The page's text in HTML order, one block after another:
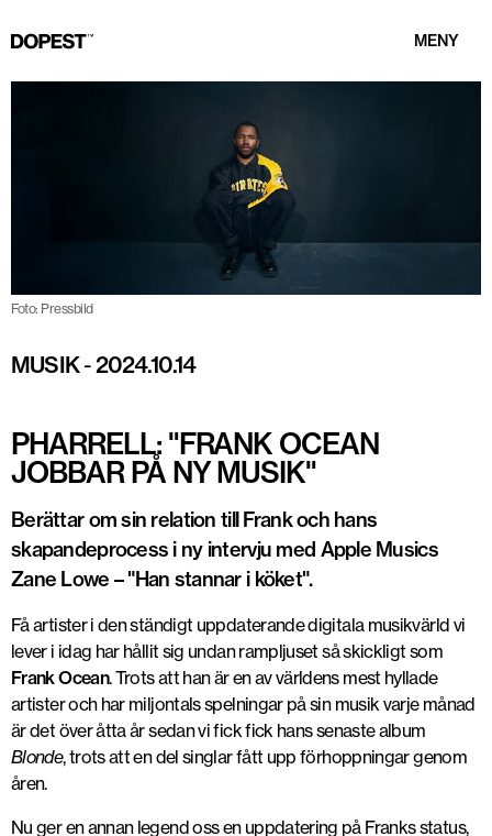
MENY
Foto: Pressbild
MUSIK-2024.10.14
PHARRELL: "FRANK OCEAN
JOBBAR PÅ NY MUSIK"
Berättar om sin relation till Frank och hans
skapandeprocess i ny intervju med Apple Musics
Zane Lowe – "Han stannar i köket".
Få artister i den ständigt uppdaterande digitala musikvärld vi
lever i idag har hållit sig undan rampljuset så skickligt som
Frank Ocean. Trots att han är en av världens mest hyllade
artister och har miljontals spelningar på sin musik varje månad
är det över åtta år sedan vi fick fick hans senaste album
Blonde, trots att en del singlar fått upp förhoppningar genom
åren.
Nu ger en annan legend oss en uppdatering på Franks status,